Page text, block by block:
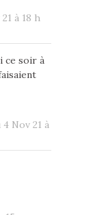
à 18 h
ce soir à
4 Nov 21 à